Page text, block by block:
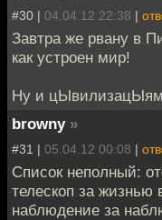
#30 | 04.04.12 22:38 |
Завтра же рвану в
как устроен мир!
Ну и цЫвилизацЫям
browny »
#31 | 05.04.12 00:08 |
Список неполный:
телескоп за жизнью
наблюдение за